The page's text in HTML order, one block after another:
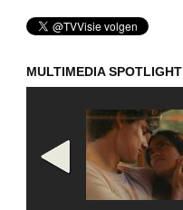
MULTIMEDIA SPOTLIGHT